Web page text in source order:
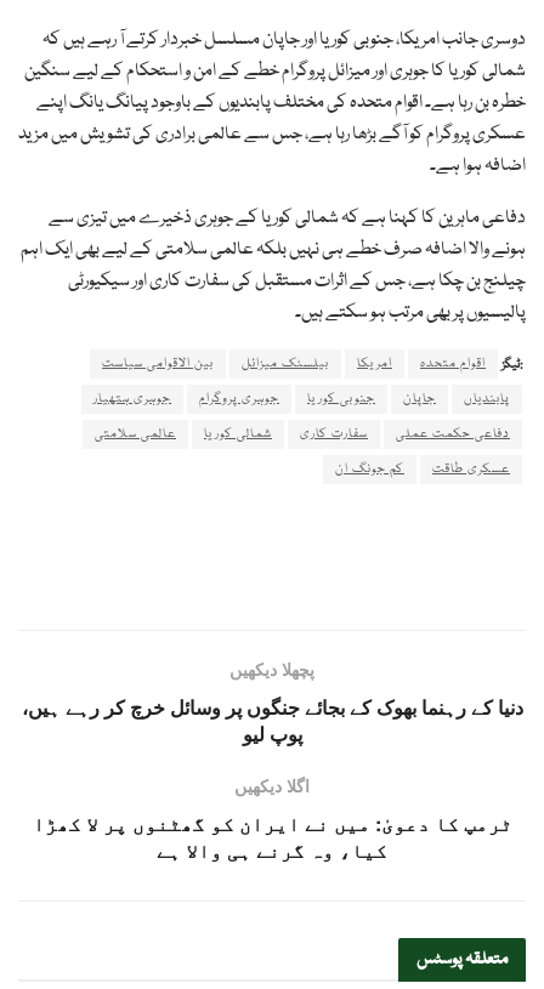
دوسری جانب امریکا، جنوبی کوریا اور جاپان مسلسل خبردار کرتے آ رہے ہیں کہ
شمالی کوریا کا جوہری اور میزائل پروگرام خطے کے امن و استحکام کے لیے سنگین
خطرہ بن رہا ہے۔ اقوام متحدہ کی مختلف پابندیوں کے باوجود پیانگ یانگ اپنے
عسکری پروگرام کو آگے بڑھا رہا ہے، جس سے عالمی برادری کی تشویش میں مزید
اضافہ ہوا ہے۔
دفاعی ماہرین کا کہنا ہے کہ شمالی کوریا کے جوہری ذخیرے میں تیزی سے
ہونے والا اضافہ صرف خطے ہی نہیں بلکہ عالمی سلامتی کے لیے بھی ایک اہم
چیلنج بن چکا ہے، جس کے اثرات مستقبل کی سفارت کاری اور سیکیورٹی
پالیسیوں پر بھی مرتب ہو سکتے ہیں۔
ٹیگز: اقوام متحدہ امریکا بیلسٹک میزائل
بین الاقوامی سیاست
پابندیاں
جاپان جنوبی کوریا جوہری پروگرام
جوہری ہتھیار
دفاعی حکمت عملی
سفارت کاری شمالی کوریا
عالمی سلامتی
عسکری طاقت
کم جونگ ان
پچھلا دیکھیں
دنیا کے رہنما بھوک کے بجائے جنگوں پر وسائل خرچ کر رہے ہیں،
پوپ لیو
اگلا دیکھیں
ٹرمپ کا دعویٰ: میں نے ایران کو گھٹنوں پر لا کھڑا
کیا، وہ گرنے ہی والا ہے
متعلقہپوسٹس